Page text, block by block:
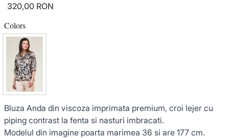
320,00 RON
Colors
Bluza Anda din viscoza imprimata premium, croi lejer cu
piping contrast la fenta si nasturi imbracati.
Modelul din imagine poarta marimea 36 si are 177 cm.
TINUTE DE OCAZIE
NOUTĂȚI
PRODUSE DIN IN
VEZI TOATE REDUCERILE